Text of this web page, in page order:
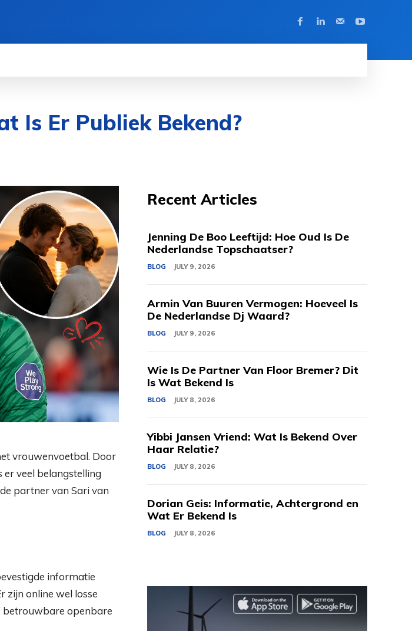
Is Er Publiek Bekend?
vrouwenvoetbal. Door
er veel belangstelling
partner van Sari van
informatie
zijn online wel losse
betrouwbare openbare
Recent Articles
Jenning De Boo Leeftijd: Hoe Oud Is De
Nederlandse Topschaatser?
BLOG JULY 9, 2026
Armin Van Buuren Vermogen: Hoeveel Is
De Nederlandse Dj Waard?
BLOG JULY 9, 2026
Wie Is De Partner Van Floor Bremer? Dit
Is Wat Bekend Is
BLOG JULY 8, 2026
Yibbi Jansen Vriend: Wat Is Bekend Over
Haar Relatie?
BLOG JULY 8, 2026
Dorian Geis: Informatie, Achtergrond en
Wat Er Bekend Is
BLOG JULY 8, 2026